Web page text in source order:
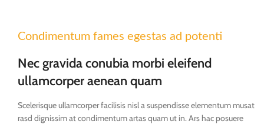
Condimentum fames egestas ad potenti
Nec gravida conubia morbi eleifend
ullamcorper aenean quam
Scelerisque ullamcorper facilisis nisl a suspendisse elementum musat
rasd dignissim at condimentum artas quam ut in. Ars hac posuere